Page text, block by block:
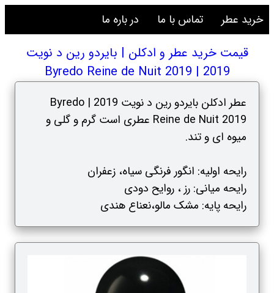
خرید عطر تماس با ما در باره ما
قیمت خرید عطر و ادکلن | بایردو رین د نویت
2019 | Byredo Reine de Nuit 2019
عطر ادکلن بایردو رین د نویت 2019 | Byredo
Reine de Nuit 2019 عطری است گرم و گلی و
میوه ای و تند.
رایحه اولیه: انگور فرنگی سیاه، زعفران
رایحه میانی: رز ، روایح دودی
رایحه پایه: مشک مالو،نعناع هندی